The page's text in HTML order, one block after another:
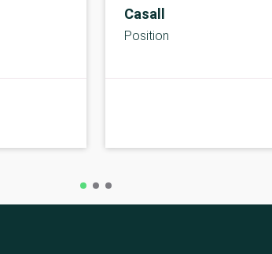
Casall
Position